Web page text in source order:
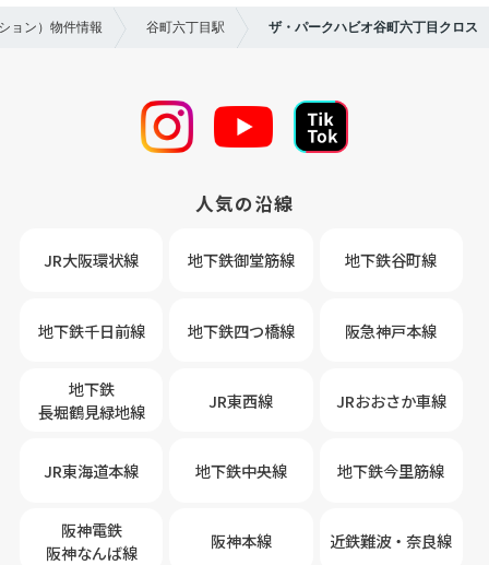
ョン）物件情報 谷町六丁目駅 ザ・パークハビオ谷町六丁目クロス
人気の沿線
JR大阪環状線 地下鉄御堂筋線 地下鉄谷町線
地下鉄千日前線 地下鉄四つ橋線 阪急神戸本線
地下鉄
長堀鶴見緑地線
JR東西線 JRおおさか車線
JR東海道本線 地下鉄中央線 地下鉄今里筋線
阪神電鉄
阪神なんば線
阪神本線 近鉄難波・奈良線